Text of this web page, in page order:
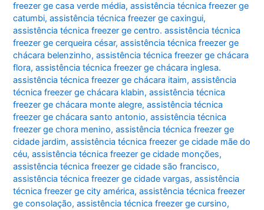
freezer ge casa verde média,assistência técnica freezer ge
catumbi,assistência técnica freezer ge caxingui,
assistência técnica freezer ge centro. assistência técnica
freezer ge cerqueira césar,assistência técnica freezer ge
chácara belenzinho,assistência técnica freezer ge chácara
flora,assistência técnica freezer ge chácara inglesa.
assistência técnica freezer ge chácara itaim,assistência
técnica freezer ge chácara klabin,assistência técnica
freezer ge chácara monte alegre,assistência técnica
freezer ge chácara santo antonio,assistência técnica
freezer ge chora menino,assistência técnica freezer ge
cidade jardim,assistência técnica freezer ge cidade mãe do
céu,assistência técnica freezer ge cidade monções,
assistência técnica freezer ge cidade são francisco,
assistência técnica freezer ge cidade vargas,assistência
técnica freezer ge city américa,assistência técnica freezer
ge consolação,assistência técnica freezer ge cursino,